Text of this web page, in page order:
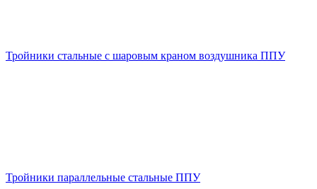
Тройники стальные с шаровым краном воздушника ППУ
Тройники параллельные стальные ППУ